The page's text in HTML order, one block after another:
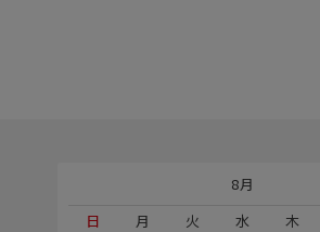
8月
日
月 火 水 木